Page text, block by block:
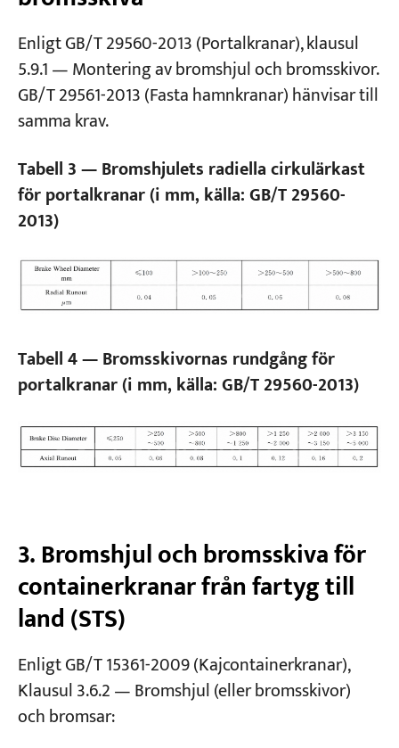
Enligt GB/T 29560-2013 (Portalkranar), klausul
5.9.1 — Montering av bromshjul och bromsskivor.
GB/T 29561-2013 (Fasta hamnkranar) hänvisar till
samma krav.
Tabell 3 — Bromshjulets radiella cirkulärkast
för portalkranar (i mm, källa: GB/T 29560-
2013)
Tabell 4 — Bromsskivornas rundgång för
portalkranar (i mm, källa: GB/T 29560-2013)
3. Bromshjul och bromsskiva för
containerkranar från fartyg till
land (STS)
Enligt GB/T 15361-2009 (Kajcontainerkranar),
Klausul 3.6.2 — Bromshjul (eller bromsskivor)
och bromsar: